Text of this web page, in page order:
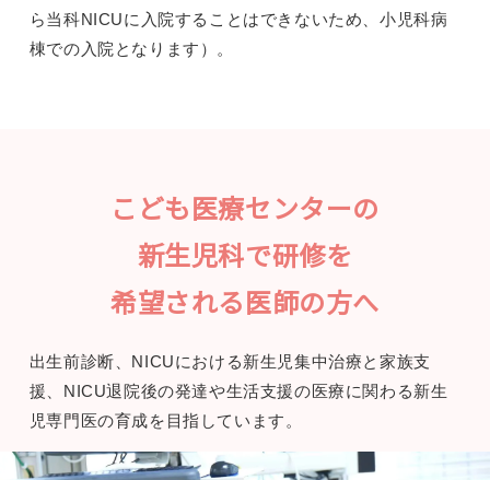
ら当科NICUに入院することはできないため、小児科病
棟での入院となります）。
こども医療センターの
新生児科で研修を
希望される医師の方へ
出生前診断、NICUにおける新生児集中治療と家族支
援、NICU退院後の発達や生活支援の医療に関わる新生
児専門医の育成を目指しています。